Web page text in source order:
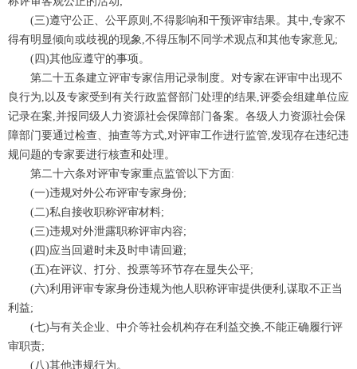
(三)遵守公正、公平原则,不得影响和干预评审结果。其中,专家不
得有明显倾向或歧视的现象,不得压制不同学术观点和其他专家意见;
(四)其他应遵守的事项。
第二十五条建立评审专家信用记录制度。对专家在评审中出现不
良行为,以及专家受到有关行政监督部门处理的结果,评委会组建单位应
记录在案,并报同级人力资源社会保障部门备案。各级人力资源社会保
障部门要通过检查、抽查等方式,对评审工作进行监管,发现存在违纪违
规问题的专家要进行核查和处理。
第二十六条对评审专家重点监管以下方面:
(一)违规对外公布评审专家身份;
(二)私自接收职称评审材料;
(三)违规对外泄露职称评审内容;
(四)应当回避时未及时申请回避;
(五)在评议、打分、投票等环节存在显失公平;
(六)利用评审专家身份违规为他人职称评审提供便利,谋取不正当
利益;
(七)与有关企业、中介等社会机构存在利益交换,不能正确履行评
审职责;
(八)其他违规行为。